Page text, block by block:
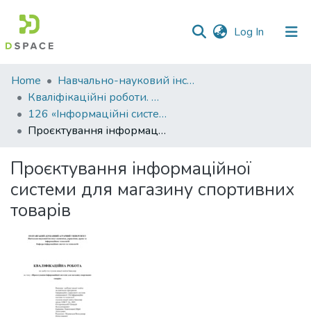
Log In (current)
Communities
&
Collections
All of DSpace
Statistics
Home
Навчально-науковий інститут економіки, управління, права та інформаційних технологій
Кваліфікаційні роботи. ННІ економіки, управління, права та ІТ
126 «Інформаційні системи та технології» - Бакалаври 2024-2025
Проєктування інформаційної системи для магазину спортивних товарів
Проєктування інформаційної
системи для магазину спортивних
товарів